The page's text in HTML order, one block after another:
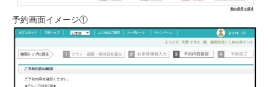
予約画面イメージ①